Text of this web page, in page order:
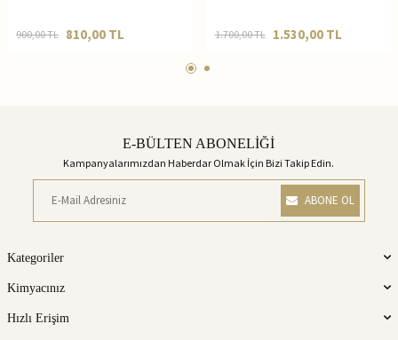
900,00TL 810,00 TL 1.700,00TL 1.530,00TL
E-BÜLTEN ABONELİĞİ
Kampanyalarımızdan Haberdar Olmak İçin Bizi Takip Edin.
ABONE OL
Kategoriler
Kimyacınız
Hızlı Erişim